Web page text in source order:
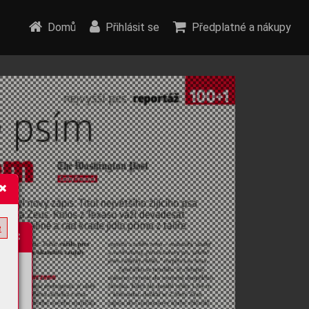
Domů Přihlásit se Předplatné a nákupy